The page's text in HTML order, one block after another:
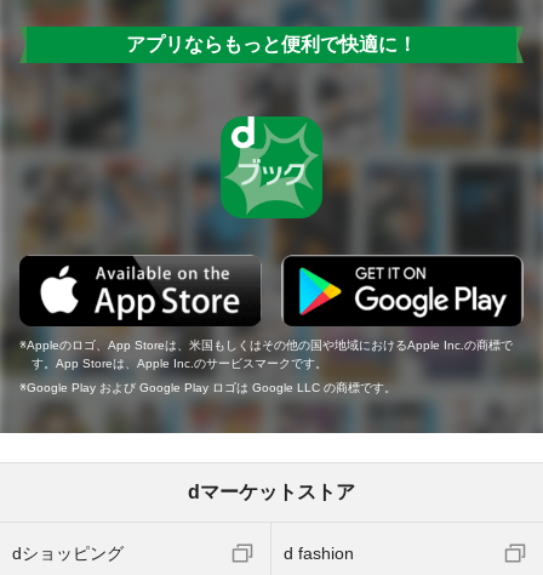
アプリならもっと便利で快適に！
Appleのロゴ、App Storeは、米国もしくはその他の国や地域におけるApple Inc.の商標で
す。App Storeは、Apple Inc.のサービスマークです。
Google Play および Google Play ロゴは Google LLC の商標です。
dマーケットストア
dショッピング d fashion